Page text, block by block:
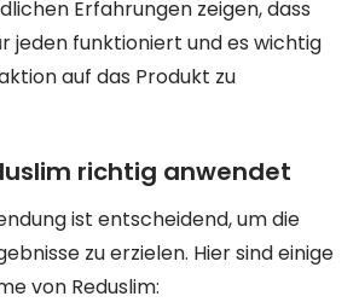
Erfahrungen zeigen, dass
jeden funktioniert und es wichtig
auf das Produkt zu
richtig anwendet
ist entscheidend, um die
zu erzielen. Hier sind einige
von Reduslim: